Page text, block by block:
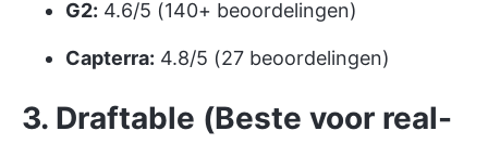
G2: 4.6/5 (140+ beoordelingen)
Capterra: 4.8/5 (27 beoordelingen)
3. Draftable (Beste voor real-